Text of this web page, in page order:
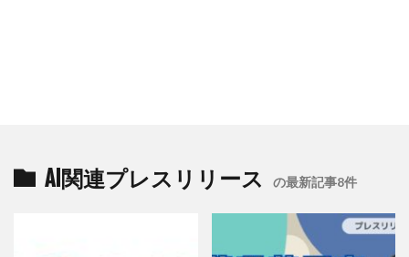
AI関連プレスリリース の最新記事8件